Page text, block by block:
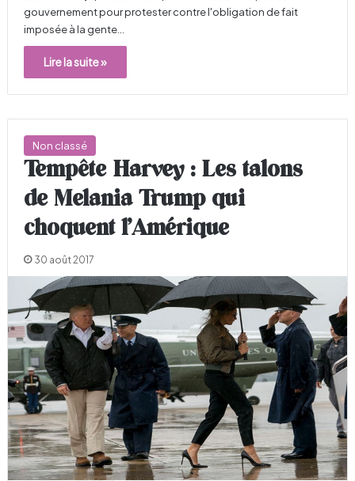
gouvernement pour protester contre l'obligation de fait
imposée à la gente…
Lire la suite »
Non classé
Tempête Harvey : Les talons
de Melania Trump qui
choquent l’Amérique
30 août 2017